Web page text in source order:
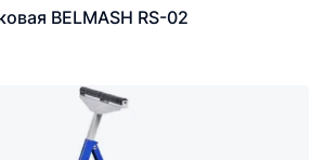
BELMASH RS-02